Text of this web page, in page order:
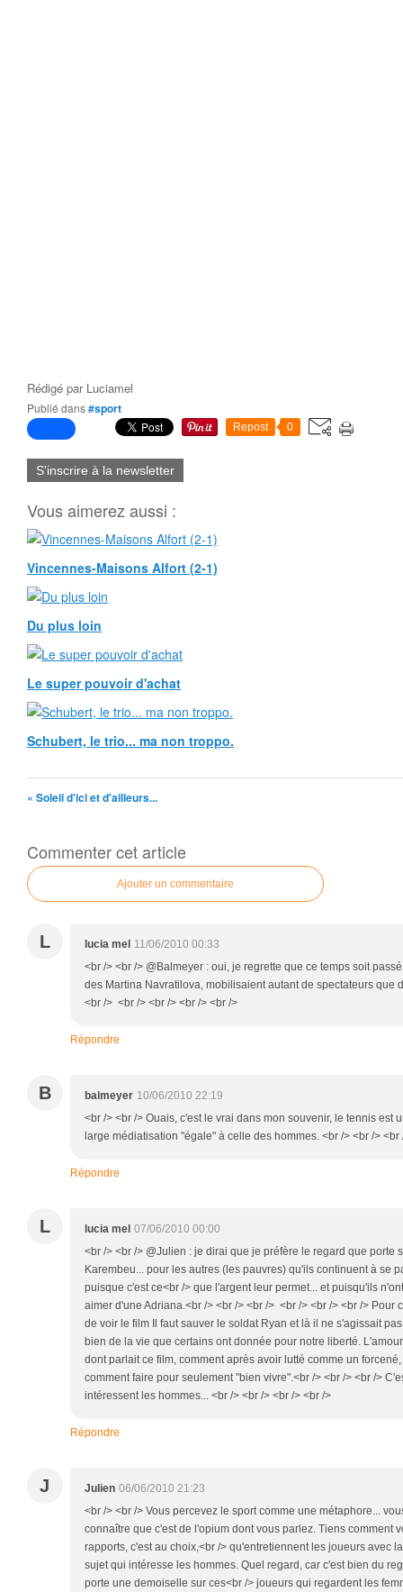
Rédigé par Luciamel
Publié dans#sport
Repost 0
S'inscrire à la newsletter
Vous aimerez aussi :
Vincennes-Maisons Alfort (2-1)
Du plus loin
Le super pouvoir d'achat
Schubert, le trio... ma non troppo.
« Soleil d'ici et d'ailleurs...
Commenter cet article
Ajouter un commentaire
L lucia mel 11/06/2010 00:33
<br /> <br /> @Balmeyer : oui, je regrette que ce temps soit
des Martina Navratilova, mobilisaient autant de spectateurs que
<br /> <br /> <br /> <br /> <br />
Répondre
B balmeyer 10/06/2010 22:19
<br /> <br /> Ouais, c'est le vrai dans mon souvenir, le tennis est
large médiatisation "égale" à celle des hommes. <br /> <br /> <br
Répondre
L lucia mel 07/06/2010 00:00
<br /> <br /> @Julien : je dirai que je préfère le regard que porte
Karembeu... pour les autres (les pauvres) qu'ils continuent à se
puisque c'est ce<br /> que l'argent leur permet... et puisqu'ils
aimer d'une Adriana.<br /> <br /> <br /> <br /> <br /> <br /> Pour
de voir le film Il faut sauver le soldat Ryan et là il ne s'agissait
bien de la vie que certains ont donnée pour notre liberté.
dont parlait ce film, comment après avoir lutté comme un
comment faire pour seulement "bien vivre".<br /> <br /> <br />
intéressent les hommes... <br /> <br /> <br /> <br />
Répondre
J Julien 06/06/2010 21:23
<br /> <br /> Vous percevez le sport comme une métaphore...
connaître que c'est de l'opium dont vous parlez. Tiens comment
rapports, c'est au choix,<br /> qu'entretiennent les joueurs avec
sujet qui intéresse les hommes. Quel regard, car c'est bien du
porte une demoiselle sur ces<br /> joueurs qui regardent les